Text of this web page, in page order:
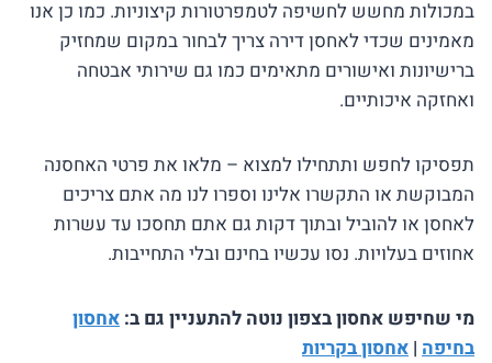
במכולות מחשש לחשיפה לטמפרטורות קיצוניות. כמו כן אנו
מאמינים שכדי לאחסן דירה צריך לבחור במקום שמחזיק
ברישיונות ואישורים מתאימים כמו גם שירותי אבטחה
ואחזקה איכותיים.
תפסיקו לחפש ותתחילו למצוא – מלאו את פרטי האחסנה
המבוקשת או התקשרו אלינו וספרו לנו מה אתם צריכים
לאחסן או להוביל ובתוך דקות גם אתם תחסכו עד עשרות
אחוזים בעלויות. נסו עכשיו בחינם ובלי התחייבות.
מי שחיפש אחסון בצפון נוטה להתעניין גם ב: אחסון
בחיפה | אחסון בקריות